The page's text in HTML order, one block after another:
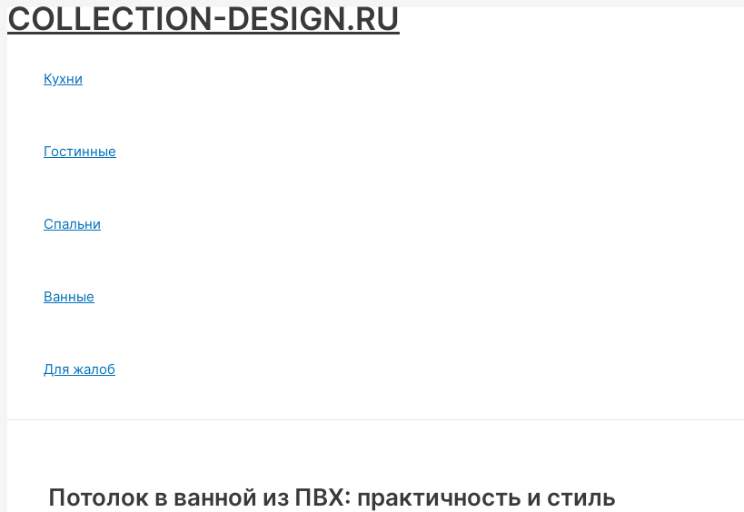
Skip
to
COLLECTION-DESIGN.RU
Кухни
Гостинные
Спальни
Ванные
Для жалоб
Потолок в ванной из ПВХ: практичность и стиль